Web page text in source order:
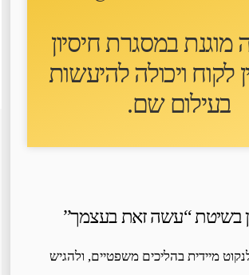
מוגנת במסגרת חיסיון
לקוח ו יכולה להיעשות
בעילום שם.
בשיטת “עשה זאת בעצמך”
מיידית בהליכים משפטיים, ולהגיש